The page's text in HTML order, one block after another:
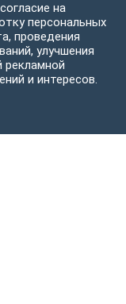
на
персональных
проведения
улучшения
рекламной
и интересов.